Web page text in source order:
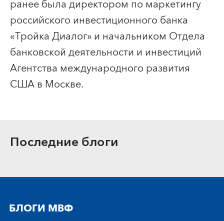
ранее была директором по маркетингу
российского инвестиционного банка
«Тройка Диалог» и начальником Отдела
банковской деятельности и инвестиций
Агентства международного развития
США в Москве.
Последние блоги
БЛОГИ МВФ